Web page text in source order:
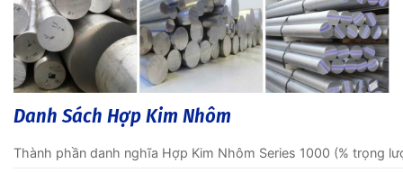
Danh Sách Hợp Kim Nhôm
Thành phần danh nghĩa Hợp Kim Nhôm Series 1000 (% trọng